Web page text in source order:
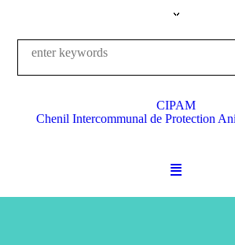
CIPAM
Chenil Intercommunal de Protection